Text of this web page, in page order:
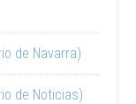
de Navarra)
de Noticias)